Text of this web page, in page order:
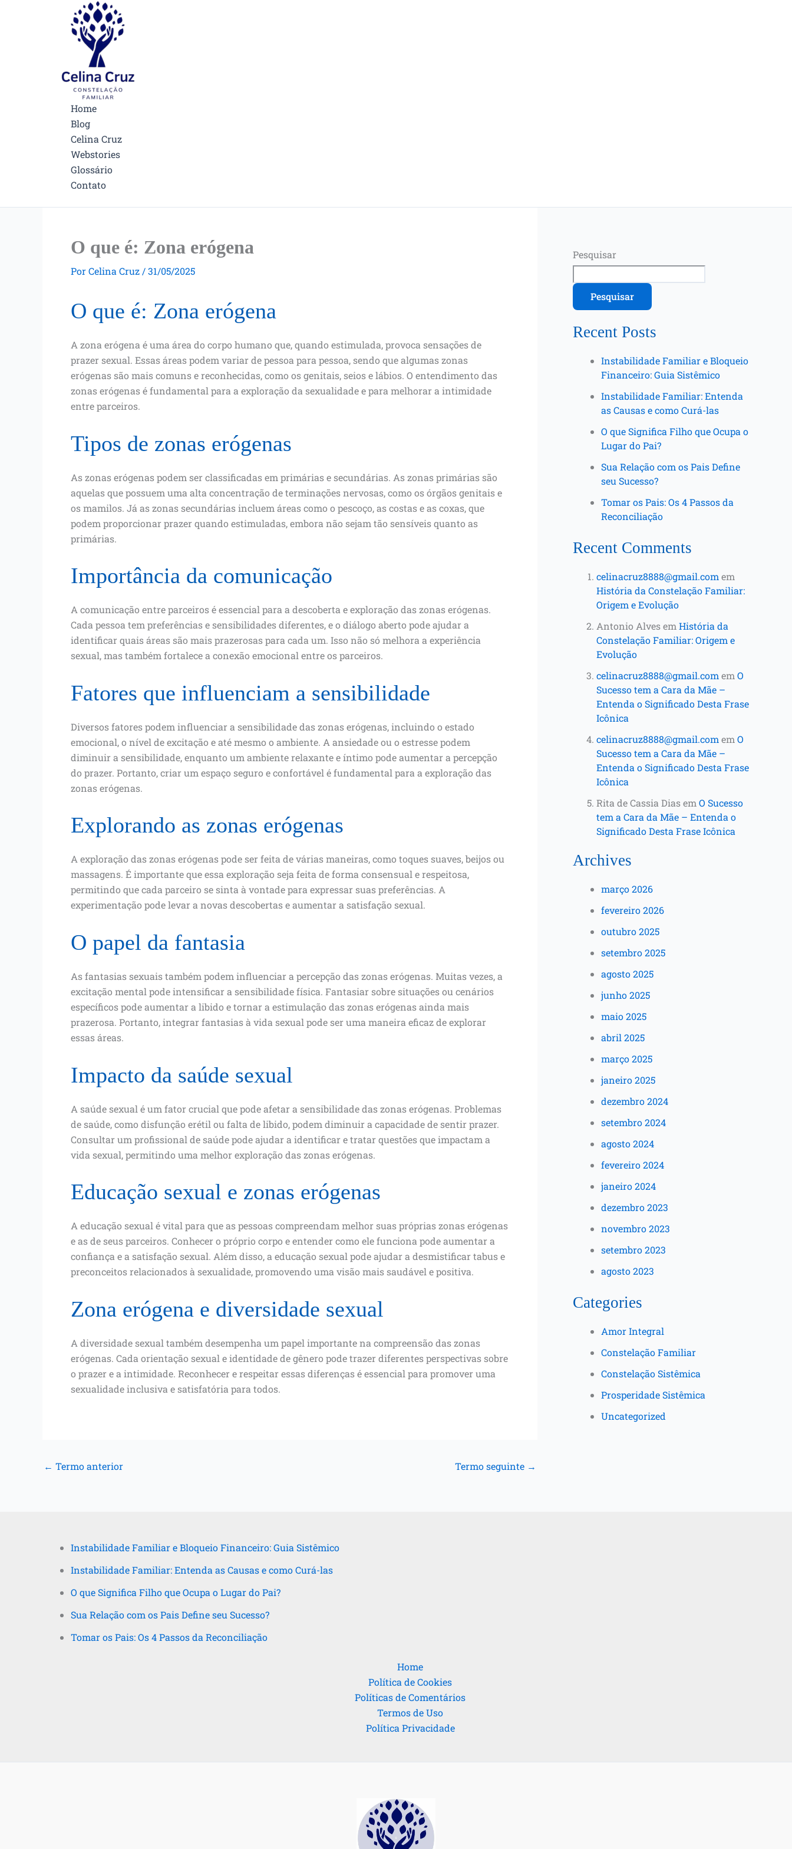
Home
Blog
Celina Cruz
Webstories
Glossário
Contato
O que é: Zona erógena
PorCelina Cruz /31/05/2025
O que é: Zona erógena
A zona erógena é uma área do corpo humano que, quando estimulada, provoca sensações de
prazer sexual. Essas áreas podem variar de pessoa para pessoa, sendo que algumas zonas
erógenas são mais comuns e reconhecidas, como os genitais, seios e lábios. O entendimento das
zonas erógenas é fundamental para a exploração da sexualidade e para melhorar a intimidade
entre parceiros.
Tipos de zonas erógenas
As zonas erógenas podem ser classificadas em primárias e secundárias. As zonas primárias são
aquelas que possuem uma alta concentração de terminações nervosas, como os órgãos genitais e
os mamilos. Já as zonas secundárias incluem áreas como o pescoço, as costas e as coxas, que
podem proporcionar prazer quando estimuladas, embora não sejam tão sensíveis quanto as
primárias.
Importância da comunicação
A comunicação entre parceiros é essencial para a descoberta e exploração das zonas erógenas.
Cada pessoa tem preferências e sensibilidades diferentes, e o diálogo aberto pode ajudar a
identificar quais áreas são mais prazerosas para cada um. Isso não só melhora a experiência
sexual, mas também fortalece a conexão emocional entre os parceiros.
Fatores que influenciam a sensibilidade
Diversos fatores podem influenciar a sensibilidade das zonas erógenas, incluindo o estado
emocional, o nível de excitação e até mesmo o ambiente. A ansiedade ou o estresse podem
diminuir a sensibilidade, enquanto um ambiente relaxante e íntimo pode aumentar a percepção
do prazer. Portanto, criar um espaço seguro e confortável é fundamental para a exploração das
zonas erógenas.
Explorando as zonas erógenas
A exploração das zonas erógenas pode ser feita de várias maneiras, como toques suaves, beijos ou
massagens. É importante que essa exploração seja feita de forma consensual e respeitosa,
permitindo que cada parceiro se sinta à vontade para expressar suas preferências. A
experimentação pode levar a novas descobertas e aumentar a satisfação sexual.
O papel da fantasia
As fantasias sexuais também podem influenciar a percepção das zonas erógenas. Muitas vezes, a
excitação mental pode intensificar a sensibilidade física. Fantasiar sobre situações ou cenários
específicos pode aumentar a libido e tornar a estimulação das zonas erógenas ainda mais
prazerosa. Portanto, integrar fantasias à vida sexual pode ser uma maneira eficaz de explorar
essas áreas.
Impacto da saúde sexual
A saúde sexual é um fator crucial que pode afetar a sensibilidade das zonas erógenas. Problemas
de saúde, como disfunção erétil ou falta de libido, podem diminuir a capacidade de sentir prazer.
Consultar um profissional de saúde pode ajudar a identificar e tratar questões que impactam a
vida sexual, permitindo uma melhor exploração das zonas erógenas.
Educação sexual e zonas erógenas
A educação sexual é vital para que as pessoas compreendam melhor suas próprias zonas erógenas
e as de seus parceiros. Conhecer o próprio corpo e entender como ele funciona pode aumentar a
confiança e a satisfação sexual. Além disso, a educação sexual pode ajudar a desmistificar tabus e
preconceitos relacionados à sexualidade, promovendo uma visão mais saudável e positiva.
Zona erógena e diversidade sexual
A diversidade sexual também desempenha um papel importante na compreensão das zonas
erógenas. Cada orientação sexual e identidade de gênero pode trazer diferentes perspectivas sobre
o prazer e a intimidade. Reconhecer e respeitar essas diferenças é essencial para promover uma
sexualidade inclusiva e satisfatória para todos.
← Termo anterior Termo seguinte →
Pesquisar
Pesquisar
Recent Posts
Instabilidade Familiar e Bloqueio
Financeiro: Guia Sistêmico
Instabilidade Familiar: Entenda
as Causas e como Curá-las
O que Significa Filho que Ocupa o
Lugar do Pai?
Sua Relação com os Pais Define
seu Sucesso?
Tomar os Pais: Os 4 Passos da
Reconciliação
Recent Comments
celinacruz8888@gmail.com em
História da Constelação Familiar:
Origem e Evolução
Antonio Alvesem História da
Constelação Familiar: Origem e
Evolução
celinacruz8888@gmail.com em O
Sucesso tem a Cara da Mãe –
Entenda o Significado Desta Frase
Icônica
celinacruz8888@gmail.com em O
Sucesso tem a Cara da Mãe –
Entenda o Significado Desta Frase
Icônica
Rita de Cassia Diasem O Sucesso
tem a Cara da Mãe – Entenda o
Significado Desta Frase Icônica
Archives
março 2026
fevereiro 2026
outubro 2025
setembro 2025
agosto 2025
junho 2025
maio 2025
abril 2025
março 2025
janeiro 2025
dezembro 2024
setembro 2024
agosto 2024
fevereiro 2024
janeiro 2024
dezembro 2023
novembro 2023
setembro 2023
agosto 2023
Categories
Amor Integral
Constelação Familiar
Constelação Sistêmica
Prosperidade Sistêmica
Uncategorized
Instabilidade Familiar e Bloqueio Financeiro: Guia Sistêmico
Instabilidade Familiar: Entenda as Causas e como Curá-las
O que Significa Filho que Ocupa o Lugar do Pai?
Sua Relação com os Pais Define seu Sucesso?
Tomar os Pais: Os 4 Passos da Reconciliação
Home
Política de Cookies
Políticas de Comentários
Termos de Uso
Política Privacidade
Facebook
Instagram
Pinterest